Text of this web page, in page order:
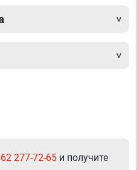
277-72-65 и получите